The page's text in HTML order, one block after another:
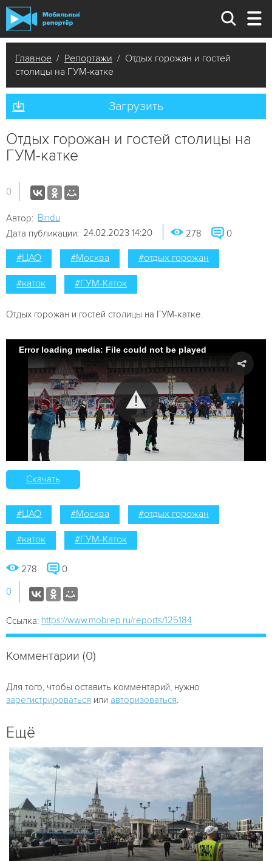
Главное / Репортажи / Отдых горожан и гостей
столицы на ГУМ-катке
Загрузить
Отдых горожан и гостей столицы на
ГУМ-катке
0
Автор: Bindu
Дата публикации: 24.02.2023 14:20 278 0
#ЦАО #Москва #отдых горожан
#каток #ГУМ-Каток
Отдых горожан и гостей столицы на ГУМ-катке.
Error loading media: File could not be played
Скачать
#ЦАО #Москва #отдых горожан
#каток #ГУМ-Каток
278 0
0
Ссылка: https://www.mobrep.ru/reports/125184
Комментарии (0)
Для того, чтобы оставить комментарий, нужно
зарегистрироваться или авторизоваться
Ещё